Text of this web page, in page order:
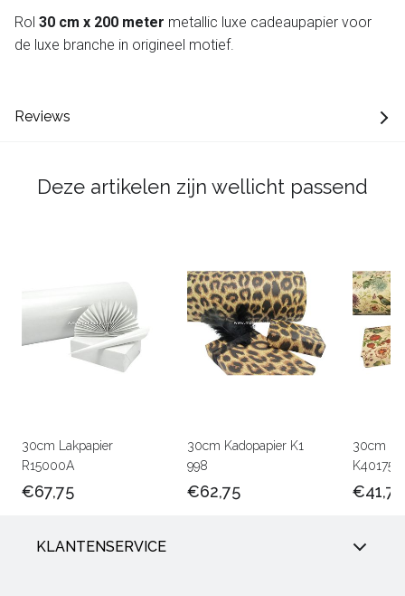
Rol 30 cm x 200 meter metallic luxe cadeaupapier voor
de luxe branche in origineel motief.
Reviews
Deze artikelen zijn wellicht passend
30cm Lakpapier
R15000A
€67,75
30cm Kadopapier K1
998
€62,75
30cm
€41,75
KLANTENSERVICE